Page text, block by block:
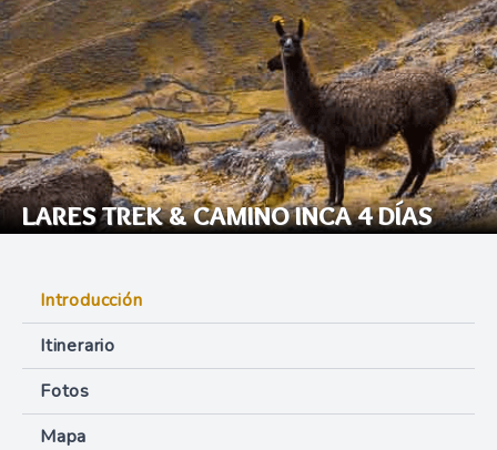
LARES TREK & CAMINO INCA 4 DÍAS
Introducción
Itinerario
Fotos
Mapa